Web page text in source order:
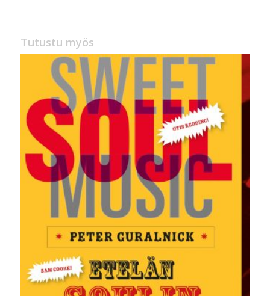
Tutustu myös